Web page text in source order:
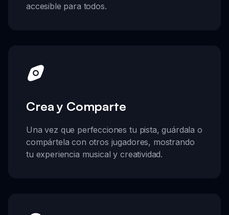
accesible para todos.
Crea y Comparte
Una vez que perfecciones tu pista, guárdala o
compártela con otros jugadores, mostrando
tu experiencia musical y creatividad.